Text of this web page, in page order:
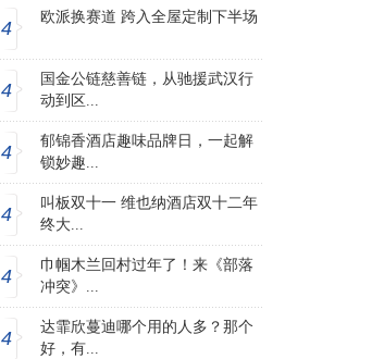
4
欧派换赛道 跨入全屋定制下半场
4
国金公链慈善链，从驰援武汉行
动到区...
4
郁锦香酒店趣味品牌日，一起解
锁妙趣...
4
叫板双十一 维也纳酒店双十二年
终大...
4
巾帼木兰回村过年了！来《部落
冲突》...
4
达霏欣蔓迪哪个用的人多？那个
好，有...